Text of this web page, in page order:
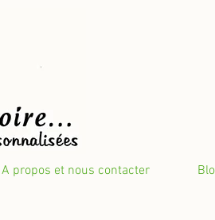
A propos et nous contacter